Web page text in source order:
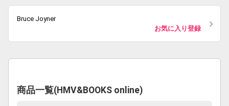
Bruce Joyner
お気に入り登録
商品一覧(HMV&BOOKS online)